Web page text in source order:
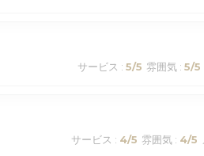
サービス : 5/5 雰囲気 : 5/5
サービス : 4/5 雰囲気 : 4/5